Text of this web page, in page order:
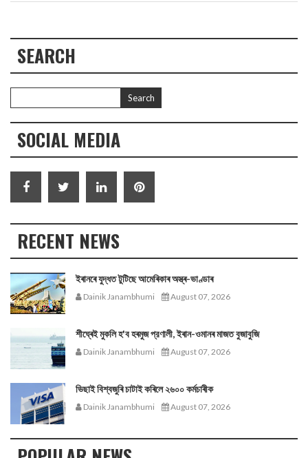
SEARCH
SOCIAL MEDIA
RECENT NEWS
ইৰানৰে যুদ্ধত টুটিছে আমেৰিকাৰ অস্ত্ৰ-ভাণ্ডাৰ
Dainik Janambhumi August 07, 2026
শীঘ্ৰেই মুকলি হ'ব হৰমুজ প্রণালী, ইৰান-ওমানৰ মাজত বুজাবুজি
Dainik Janambhumi August 07, 2026
ভিছাই বিশ্বজুৰি চাটাই কৰিলে ২৬০০ কৰ্মচাৰীক
Dainik Janambhumi August 07, 2026